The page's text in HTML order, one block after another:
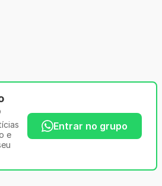
e
Entrar no grupo